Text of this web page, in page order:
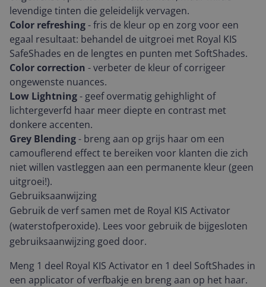
levendige tinten die geleidelijk vervagen.
Color refreshing- fris de kleur op en zorg voor een
egaal resultaat: behandel de uitgroei met Royal KIS
SafeShades en de lengtes en punten met SoftShades.
Color correction - verbeter de kleur of corrigeer
ongewenste nuances.
Low Lightning- geef overmatig gehighlight of
lichtergeverfd haar meer diepte en contrast met
donkere accenten.
Grey Blending- breng aan op grijs haar om een
camouflerend effect te bereiken voor klanten die zich
niet willen vastleggen aan een permanente kleur (geen
uitgroei!).
Gebruiksaanwijzing
Gebruik de verf samen met de Royal KIS Activator
(waterstofperoxide). Lees voor gebruik de bijgesloten
gebruiksaanwijzing goed door.
Meng 1 deel Royal KIS Activator en 1 deel SoftShades in
een applicator of verfbakje en breng aan op het haar.